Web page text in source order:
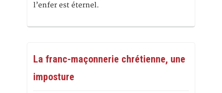
l’enfer est éternel.
La franc-maçonnerie chrétienne, une
imposture